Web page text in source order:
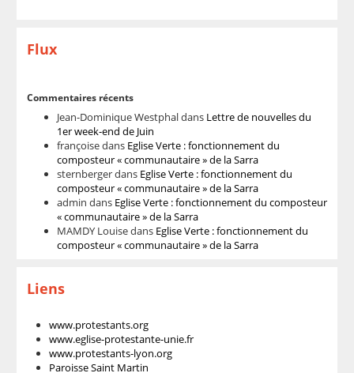
Flux
Commentaires récents
Jean-Dominique Westphaldans Lettre de nouvelles du
1er week-end de Juin
françoisedans Eglise Verte : fonctionnement du
composteur « communautaire » de la Sarra
sternbergerdans Eglise Verte : fonctionnement du
composteur « communautaire » de la Sarra
admin dans Eglise Verte : fonctionnement du composteur
« communautaire » de la Sarra
MAMDY Louisedans Eglise Verte : fonctionnement du
composteur « communautaire » de la Sarra
Liens
www.protestants.org
www.eglise-protestante-unie.fr
www.protestants-lyon.org
Paroisse Saint Martin